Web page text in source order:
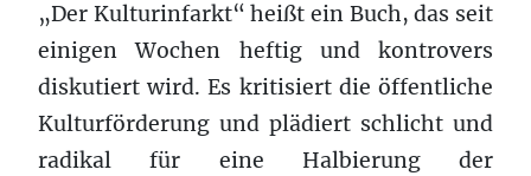
„Der Kulturinfarkt“ heißt ein Buch, das seit
einigen Wochen heftig und kontrovers
diskutiert wird. Es kritisiert die öffentliche
Kulturförderung und plädiert schlicht und
radikal für eine Halbierung der